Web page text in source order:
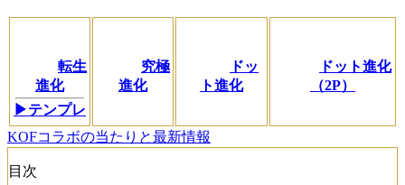
転生
進化
▶テンプレ
究極
進化
ドッ
ト進化
ドット進化
（2P）
KOFコラボの当たりと最新情報
目次